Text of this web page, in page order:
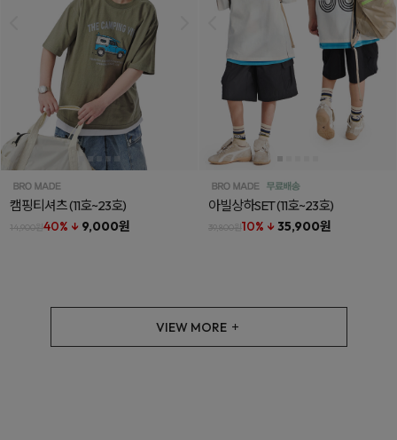
캠핑티셔츠(11호~23호)
14,900원40% ↓ 9,000원
아빌상하SET(11호~23호)
39,800원10% ↓ 35,900원
VIEW MORE